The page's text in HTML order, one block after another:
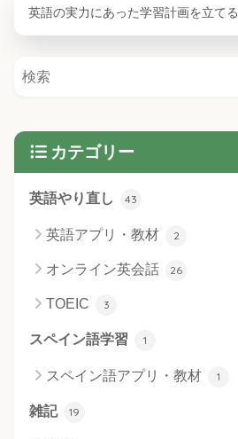
英語の実力にあった学習計画を立てる
カテゴリー
英語やり直し 43
英語アプリ・教材 2
オンライン英会話 26
TOEIC 3
スペイン語学習 1
スペイン語アプリ・教材 1
雑記 19